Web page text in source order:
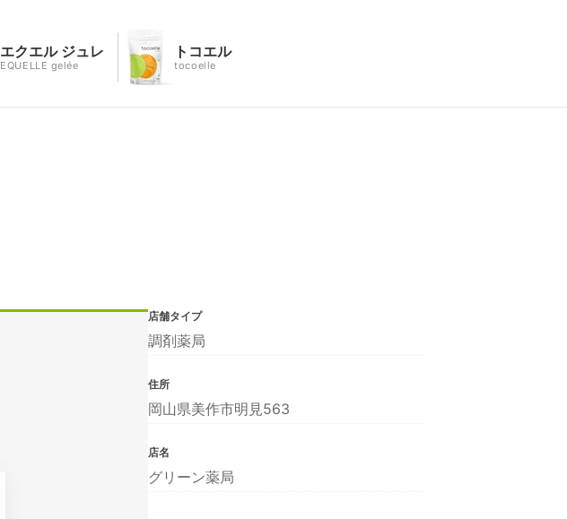
エクエル ジュレ
EQUELLE gelée
トコエル
tocoelle
店舗タイプ
調剤薬局
住所
岡山県美作市明見563
店名
グリーン薬局